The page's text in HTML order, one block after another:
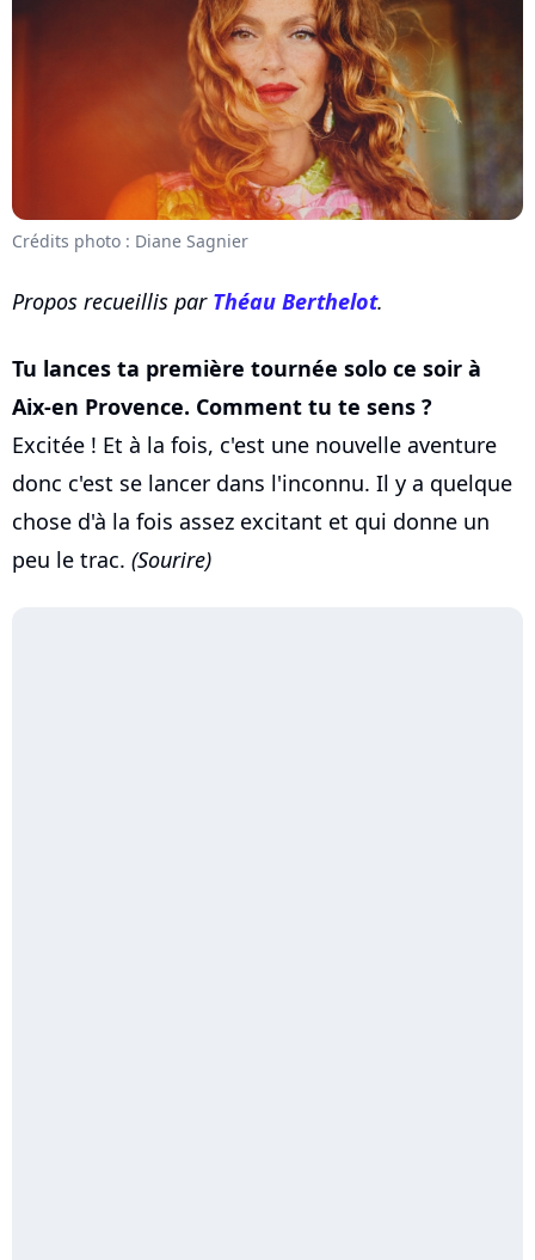
Crédits photo : Diane Sagnier
Propos recueillis par Théau Berthelot.
Tu lances ta première tournée solo ce soir à
Aix-en Provence. Comment tu te sens ?
Excitée ! Et à la fois, c'est une nouvelle aventure
donc c'est se lancer dans l'inconnu. Il y a quelque
chose d'à la fois assez excitant et qui donne un
peu le trac. (Sourire)